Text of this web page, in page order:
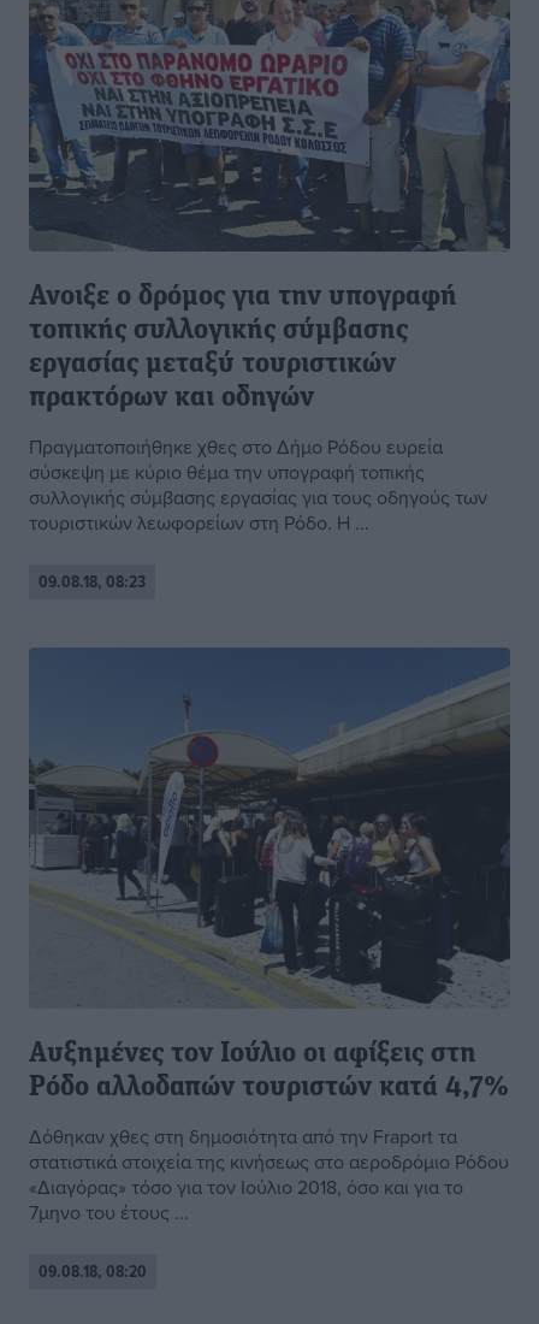
Ανοιξε ο δρόμος για την υπογραφή
τοπικής συλλογικής σύμβασης
εργασίας μεταξύ τουριστικών
πρακτόρων και οδηγών
Πραγματοποιήθηκε χθες στο Δήμο Ρόδου ευρεία
σύσκεψη με κύριο θέμα την υπογραφή τοπικής
συλλογικής σύμβασης εργασίας για τους οδηγούς των
τουριστικών λεωφορείων στη Ρόδο. Η ...
09.08.18, 08:23
Αυξημένες τον Ιούλιο οι αφίξεις στη
Ρόδο αλλοδαπών τουριστών κατά 4,7%
Δόθηκαν χθες στη δημοσιότητα από την Fraport τα
στατιστικά στοιχεία της κινήσεως στο αεροδρόμιο Ρόδου
«Διαγόρας» τόσο για τον Ιούλιο 2018, όσο και για το
7μηνο του έτους ...
09.08.18, 08:20